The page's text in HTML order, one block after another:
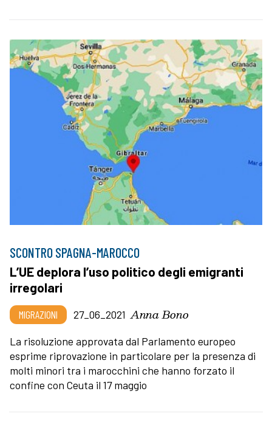
SCONTRO SPAGNA-MAROCCO
L’UE deplora l’uso politico degli emigranti
irregolari
MIGRAZIONI 27_06_2021 Anna Bono
La risoluzione approvata dal Parlamento europeo
esprime riprovazione in particolare per la presenza di
molti minori tra i marocchini che hanno forzato il
confine con Ceuta il 17 maggio